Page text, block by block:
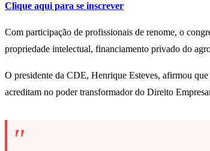
Clique aqui para se inscrever
Com participação de profissionais de renome, o
propriedade intelectual, financiamento privado do
O presidente da CDE, Henrique Esteves, afirmou
acreditam no poder transformador do Direito